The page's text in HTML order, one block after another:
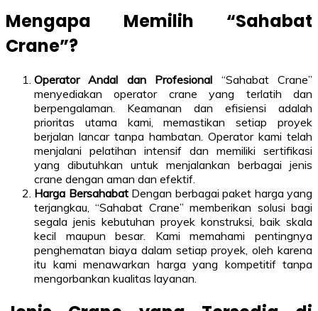
Mengapa Memilih “Sahabat
Crane”?
Operator Andal dan Profesional “Sahabat Crane”
menyediakan operator crane yang terlatih dan
berpengalaman. Keamanan dan efisiensi adalah
prioritas utama kami, memastikan setiap proyek
berjalan lancar tanpa hambatan. Operator kami telah
menjalani pelatihan intensif dan memiliki sertifikasi
yang dibutuhkan untuk menjalankan berbagai jenis
crane dengan aman dan efektif.
Harga BersahabatDengan berbagai paket harga yang
terjangkau, “Sahabat Crane” memberikan solusi bagi
segala jenis kebutuhan proyek konstruksi, baik skala
kecil maupun besar. Kami memahami pentingnya
penghematan biaya dalam setiap proyek, oleh karena
itu kami menawarkan harga yang kompetitif tanpa
mengorbankan kualitas layanan.